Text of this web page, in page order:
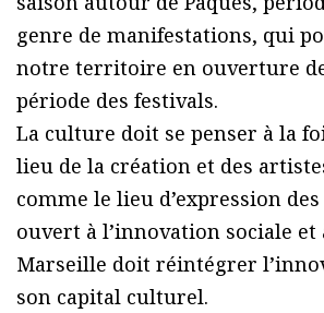
genre de manifestations, qui
notre territoire en ouverture de
période des festivals.
La culture doit se penser à la
lieu de la création et des
comme le lieu d’expression
ouvert à l’innovation sociale et
Marseille doit réintégrer
son capital culturel.